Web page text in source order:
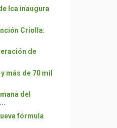
Ica inaugura
Criolla:
de
más de 70 mil
del
fórmula